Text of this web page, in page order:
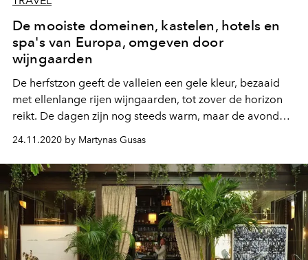
De mooiste domeinen, kastelen, hotels en
spa's van Europa, omgeven door
wijngaarden
De herfstzon geeft de valleien een gele kleur, bezaaid
met ellenlange rijen wijngaarden, tot zover de horizon
reikt. De dagen zijn nog steeds warm, maar de avonden
zijn koel. Geelachtige, roze bladeren en druiven die in
de zomer door de zon zijn gekleurd. Een teken dat het
tijd is voor de wijnoogst. Een overzicht van de meest
prominente wijngaarden van Europa, inclusief hotels en
spa's.
24.11.2020 by Martynas Gusas